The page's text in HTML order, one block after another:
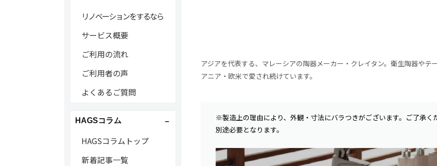
アジアを代表する、マレーシアの陶器メーカー・クレイタン。衛生陶器やテ
アニア・欧米で愛され続けています。
※製造上の理由により、外観・寸法にバラつきがございます。ご了承
別途必要となります。
リノベーションをするなら
サービス概要
ご利用の流れ
ご利用者の声
よくあるご質問
HAGSコラム
HAGSコラムトップ
新着記事一覧